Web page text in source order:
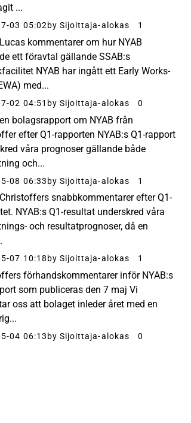
...
03 05:02by Sijoittaja-alokas 1
kommentarer om hur NYAB
ett föravtal gällande SSAB:s
NYAB har ingått ett Early Works-
med...
02 04:51 by Sijoittaja-alokas 0
bolagsrapport om NYAB från
efter Q1-rapporten NYAB:s Q1-rapport
våra prognoser gällande både
och...
08 06:33by Sijoittaja-alokas 1
snabbkommentarer efter Q1-
NYAB:s Q1-resultat underskred våra
och resultatprognoser, då en
07 10:18 by Sijoittaja-alokas 1
förhandskommentarer inför NYAB:s
som publiceras den 7 maj Vi
oss att bolaget inleder året med en
04 06:13 by Sijoittaja-alokas 0